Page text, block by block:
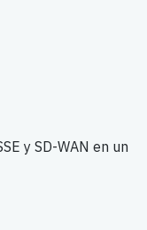
y SD-WAN en un